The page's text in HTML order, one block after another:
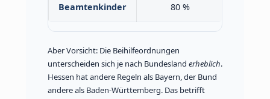
Beamtenkinder 80 %
Aber Vorsicht: Die Beihilfeordnungen
unterscheiden sich je nach Bundesland erheblich.
Hessen hat andere Regeln als Bayern, der Bund
andere als Baden-Württemberg. Das betrifft